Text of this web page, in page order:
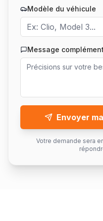
Modèle du véhicule
Message
Envoyer
Votre demande sera